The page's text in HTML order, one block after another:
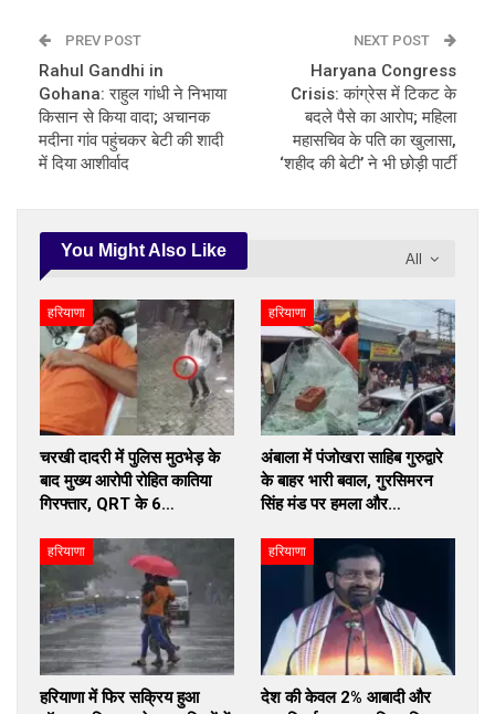
PREV POST
Rahul Gandhi in
Gohana: राहुल गांधी ने निभाया
किसान से किया वादा; अचानक
मदीना गांव पहुंचकर बेटी की शादी
में दिया आशीर्वाद
NEXT POST
Haryana Congress
Crisis: कांग्रेस में टिकट के
बदले पैसे का आरोप; महिला
महासचिव के पति का खुलासा,
‘शहीद की बेटी’ ने भी छोड़ी पार्टी
All
You Might Also Like
हरियाणा
चरखी दादरी में पुलिस मुठभेड़ के
बाद मुख्य आरोपी रोहित कातिया
गिरफ्तार, QRT के 6…
हरियाणा
अंबाला में पंजोखरा साहिब गुरुद्वारे
के बाहर भारी बवाल, गुरसिमरन
सिंह मंड पर हमला और…
हरियाणा
हरियाणा में फिर सक्रिय हुआ
हरियाणा
देश की केवल 2% आबादी और